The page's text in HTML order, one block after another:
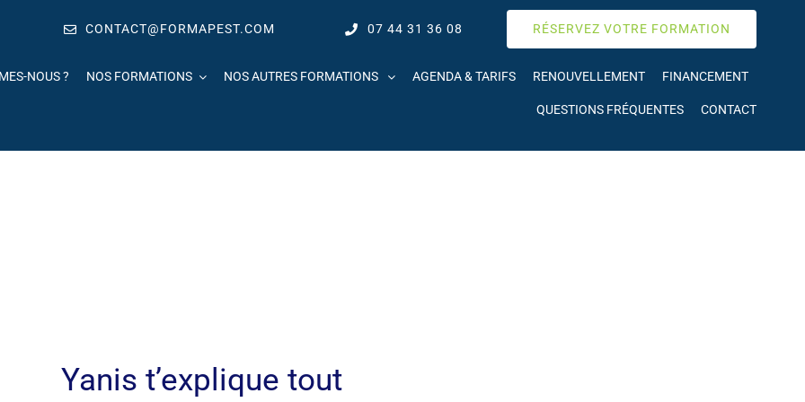
CONTACT@FORMAPEST.COM 07 44 31 36 08 RÉSERVEZ VOTRE FORMATION
NOUS ? NOS FORMATIONS NOS AUTRES FORMATIONS AGENDA & TARIFS RENOUVELLEMENT FINANCEMENT
QUESTIONS FRÉQUENTES CONTACT
Yanis t’explique tout